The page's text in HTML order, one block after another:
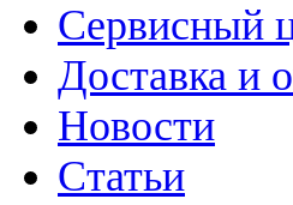
Сервисный
Доставка и
Новости
Статьи